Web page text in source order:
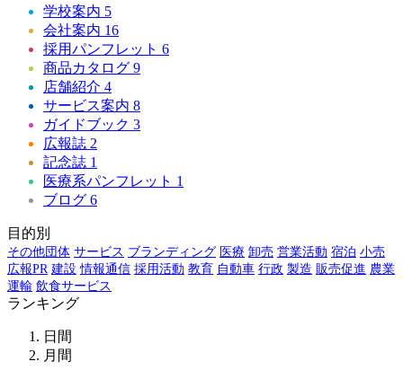
学校案内 5
会社案内 16
採用パンフレット 6
商品カタログ 9
店舗紹介 4
サービス案内 8
ガイドブック 3
広報誌 2
記念誌 1
医療系パンフレット 1
ブログ 6
目的別
その他団体 サービス ブランディング 医療 卸売 営業活動 宿泊 小売
広報PR 建設 情報通信 採用活動 教育 自動車 行政 製造 販売促進 農業
運輸 飲食サービス
ランキング
日間
月間